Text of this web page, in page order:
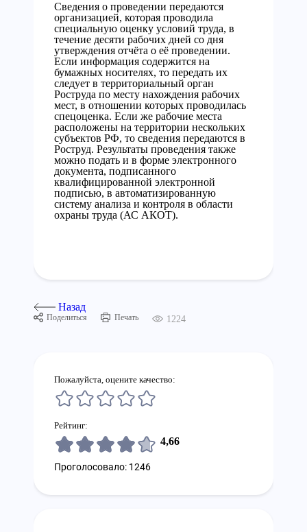
Сведения о проведении передаются
организацией, которая проводила
специальную оценку условий труда, в
течение десяти рабочих дней со дня
утверждения отчёта о её проведении.
Если информация содержится на
бумажных носителях, то передать их
следует в территориальный орган
Роструда по месту нахождения рабочих
мест, в отношении которых проводилась
спецоценка. Если же рабочие места
расположены на территории нескольких
субъектов РФ, то сведения передаются в
Роструд. Результаты проведения также
можно подать и в форме электронного
документа, подписанного
квалифицированной электронной
подписью, в автоматизированную
систему анализа и контроля в области
охраны труда (АС АКОТ).
Назад
Поделиться Печать 1224
Пожалуйста, оцените качество:
Рейтинг:
4,66
Проголосовало: 1246